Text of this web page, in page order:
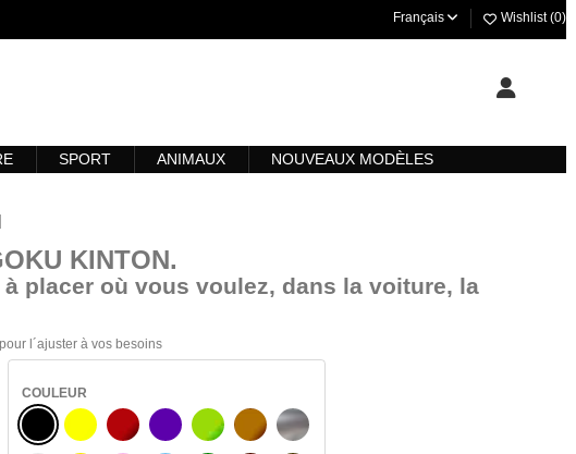
Français Wishlist (0)
SPORT ANIMAUX NOUVEAUX MODÈLES
KINTON.
placer où vous voulez, dans la voiture, la
l´ajuster à vos besoins
COULEUR
NOIR
JAUNE BOURGOGNE
VIOLET VERT CLAIRNOISETTEARGENT